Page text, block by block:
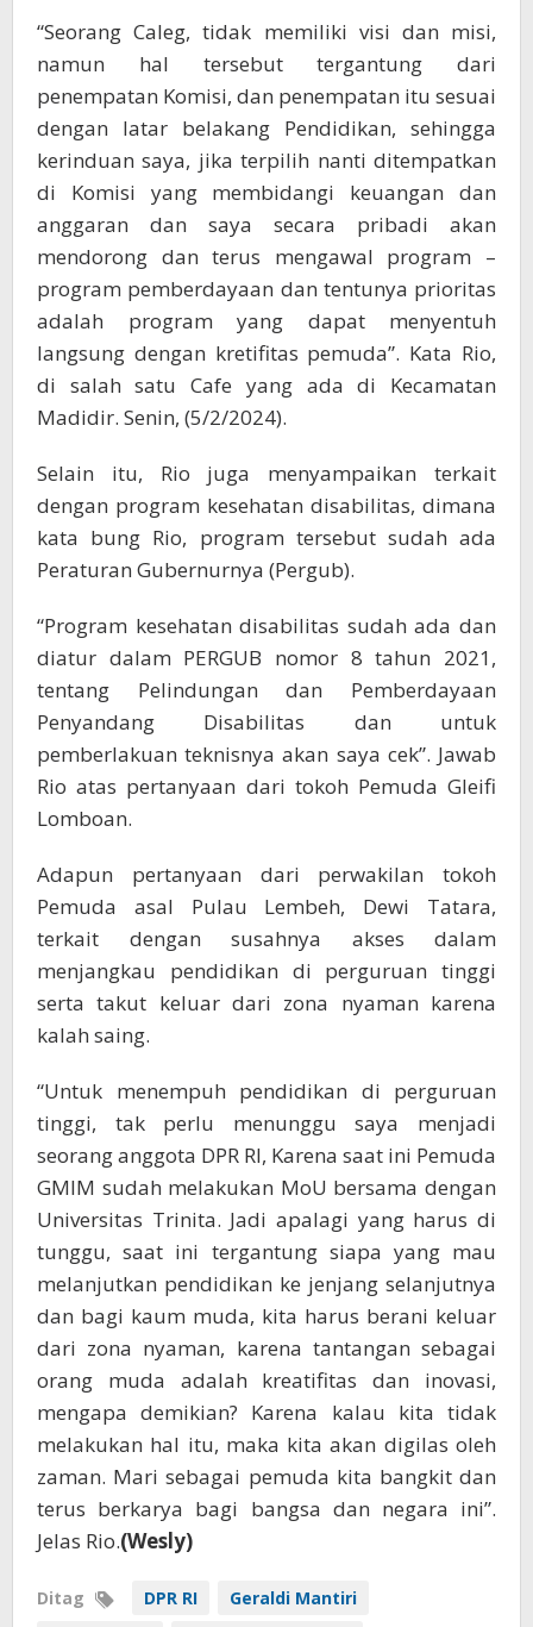
“Seorang Caleg, tidak memiliki visi dan misi,
namun hal tersebut tergantung dari
penempatan Komisi, dan penempatan itu sesuai
dengan latar belakang Pendidikan, sehingga
kerinduan saya, jika terpilih nanti ditempatkan
di Komisi yang membidangi keuangan dan
anggaran dan saya secara pribadi akan
mendorong dan terus mengawal program –
program pemberdayaan dan tentunya prioritas
adalah program yang dapat menyentuh
langsung dengan kretifitas pemuda”. Kata Rio,
di salah satu Cafe yang ada di Kecamatan
Madidir. Senin, (5/2/2024).
Selain itu, Rio juga menyampaikan terkait
dengan program kesehatan disabilitas, dimana
kata bung Rio, program tersebut sudah ada
Peraturan Gubernurnya (Pergub).
“Program kesehatan disabilitas sudah ada dan
diatur dalam PERGUB nomor 8 tahun 2021,
tentang Pelindungan dan Pemberdayaan
Penyandang Disabilitas dan untuk
pemberlakuan teknisnya akan saya cek”. Jawab
Rio atas pertanyaan dari tokoh Pemuda Gleifi
Lomboan.
Adapun pertanyaan dari perwakilan tokoh
Pemuda asal Pulau Lembeh, Dewi Tatara,
terkait dengan susahnya akses dalam
menjangkau pendidikan di perguruan tinggi
serta takut keluar dari zona nyaman karena
kalah saing.
“Untuk menempuh pendidikan di perguruan
tinggi, tak perlu menunggu saya menjadi
seorang anggota DPR RI, Karena saat ini Pemuda
GMIM sudah melakukan MoU bersama dengan
Universitas Trinita. Jadi apalagi yang harus di
tunggu, saat ini tergantung siapa yang mau
melanjutkan pendidikan ke jenjang selanjutnya
dan bagi kaum muda, kita harus berani keluar
dari zona nyaman, karena tantangan sebagai
orang muda adalah kreatifitas dan inovasi,
mengapa demikian? Karena kalau kita tidak
melakukan hal itu, maka kita akan digilas oleh
zaman. Mari sebagai pemuda kita bangkit dan
terus berkarya bagi bangsa dan negara ini”.
Jelas Rio.(Wesly)
Ditag DPR RI
Geraldi Mantiri